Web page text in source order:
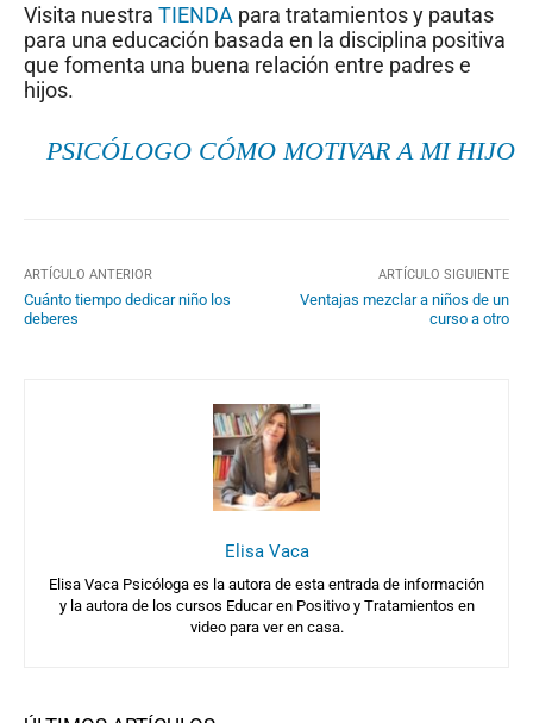
Visita nuestra TIENDA para tratamientos y pautas
para una educación basada en la disciplina positiva
que fomenta una buena relación entre padres e
hijos.
PSICÓLOGO CÓMO MOTIVAR A MI HIJO
ARTÍCULO ANTERIOR
Cuánto tiempo dedicar niño los
deberes
ARTÍCULO SIGUIENTE
Ventajas mezclar a niños de un
curso a otro
Elisa Vaca
Elisa Vaca Psicóloga es la autora de esta entrada de información
y la autora de los cursos Educar en Positivo y Tratamientos en
video para ver en casa.